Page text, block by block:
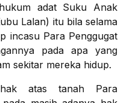
adat Suku Anak
Lalan) itu bila selama
incasu Para Penggugat
pada apa yang
sekitar mereka hidup.
atas tanah Para